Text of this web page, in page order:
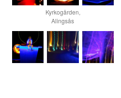
Kyrkogården,
Alingsås